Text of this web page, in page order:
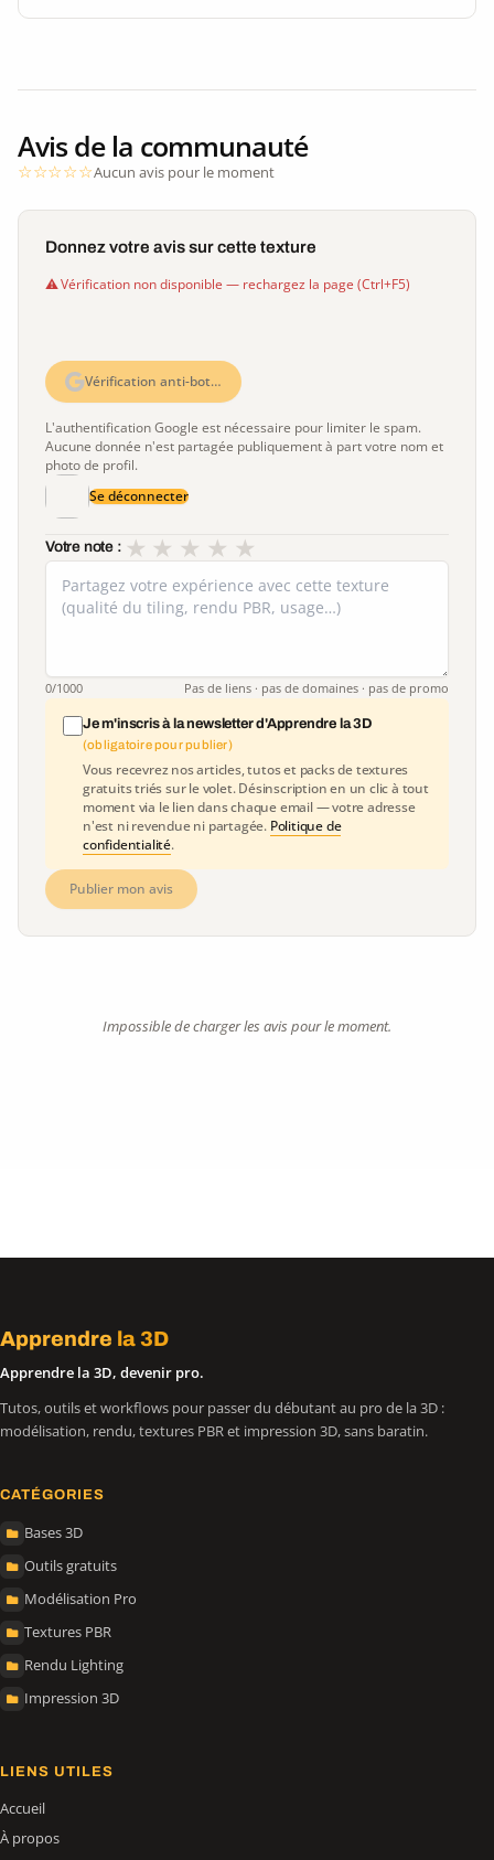
Avis de la communauté
Aucun avis pour le moment
Donnez votre avis sur cette texture
Vérification non disponible — rechargez la page (Ctrl+F5)
Vérification anti-bot…
L'authentification Google est nécessaire pour limiter le spam.
Aucune donnée n'est partagée publiquement à part votre nom et
photo de profil.
Se déconnecter
Votre note : ★
★
★
★
★
0/1000 Pas de liens · pas de domaines · pas de promo
Je m'inscris à la newsletter d'Apprendre la 3D
(obligatoire pour publier)
Vous recevrez nos articles, tutos et packs de textures
gratuits triés sur le volet. Désinscription en un clic à tout
moment via le lien dans chaque email — votre adresse
n'est ni revendue ni partagée. Politique de
confidentialité.
Publier mon avis
Impossible de charger les avis pour le moment.
Apprendre la 3D
Apprendre la 3D, devenir pro.
Tutos, outils et workflows pour passer du débutant au pro de la 3D :
modélisation, rendu, textures PBR et impression 3D, sans baratin.
CATÉGORIES
Bases 3D
Outils gratuits
Modélisation Pro
Textures PBR
Rendu Lighting
Impression 3D
LIENS UTILES
Accueil
À propos